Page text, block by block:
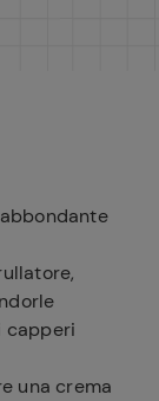
capperi
una crema